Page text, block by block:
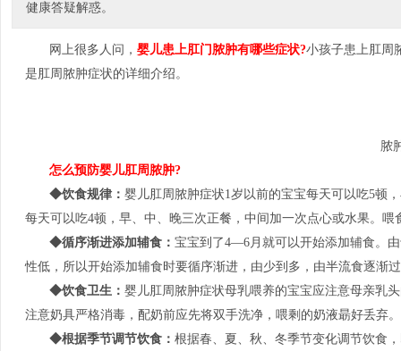
健康答疑解惑。
网上很多人问， 婴儿患上肛门脓肿有哪些症状?小孩子患上肛周
是肛周脓肿症状的详细介绍。
脓
怎么预防婴儿肛周脓肿?
◆饮食规律： 婴儿肛周脓肿症状1岁以前的宝宝每天可以吃5顿
每天可以吃4顿，早、中、晚三次正餐，中间加一次点心或水果。
◆循序渐进添加辅食： 宝宝到了4—6月就可以开始添加辅食。
性低，所以开始添加辅食时要循序渐进，由少到多，由半流食逐渐
◆饮食卫生： 婴儿肛周脓肿症状母乳喂养的宝宝应注意母亲乳
注意奶具严格消毒，配奶前应先将双手洗净，喂剩的奶液朂好丢弃。
◆根据季节调节饮食： 根据春、夏、秋、冬季节变化调节饮食